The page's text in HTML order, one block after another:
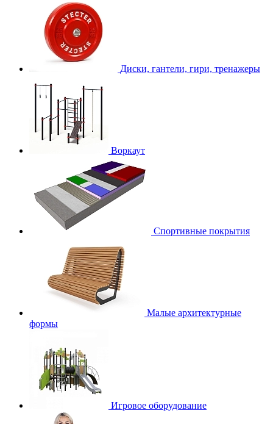
Диски, гантели, гири, тренажеры
Воркаут
Спортивные покрытия
Малые архитектурные
формы
Игровое оборудование